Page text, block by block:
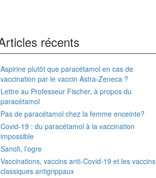
récents
Aspirine plutôt que paracétamol en cas de
vaccination par le vaccin Astra-Zeneca ?
Lettre au Professeur Fischer, à propos du
paracétamol
Pas de paracétamol chez la femme enceinte?
Covid-19 : du paracétamol à la vaccination
impossible
Sanofi, l’ogre
Vaccinations, vaccins anti-Covid-19 et les vaccins
classiques antigrippaux